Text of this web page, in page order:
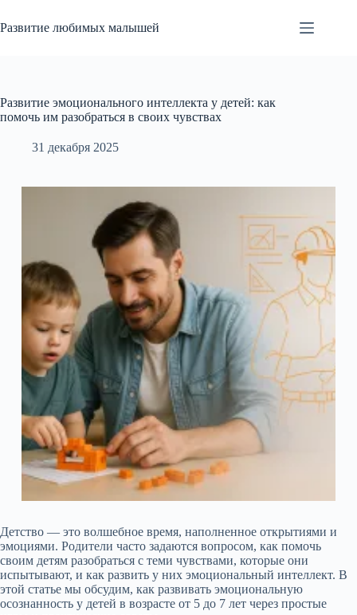
к
сути
Развитие любимых малышей
Развитие эмоционального интеллекта у детей: как
помочь им разобраться в своих чувствах
31 декабря 2025
Детство — это волшебное время, наполненное открытиями и
эмоциями. Родители часто задаются вопросом, как помочь
своим детям разобраться с теми чувствами, которые они
испытывают, и как развить у них эмоциональный интеллект. В
этой статье мы обсудим, как развивать эмоциональную
осознанность у детей в возрасте от 5 до 7 лет через простые